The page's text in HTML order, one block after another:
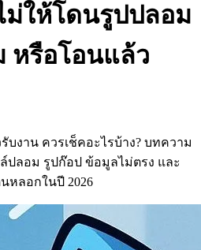
ม่ให้โดนรูปปลอม
หรือโอนแล้ว
งาน ควรเช็คอะไรบ้าง? บทความ
ลอม รูปก๊อป ข้อมูลไม่ตรง และ
หลอกในปี 2026